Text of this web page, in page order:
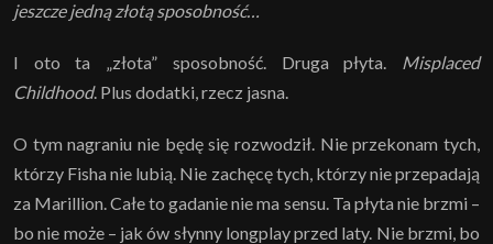
jeszcze jedną złotą sposobność…
I oto ta „złota” sposobność. Druga płyta.
Misplaced
Childhood. Plus dodatki, rzecz jasna.
O tym nagraniu nie będę się rozwodził. Nie przekonam tych,
którzy Fisha nie lubią. Nie zachęcę tych, którzy nie przepadają
za Marillion. Całe to gadanie nie ma sensu. Ta płyta nie brzmi –
bo nie może – jak ów słynny longplay przed laty. Nie brzmi, bo